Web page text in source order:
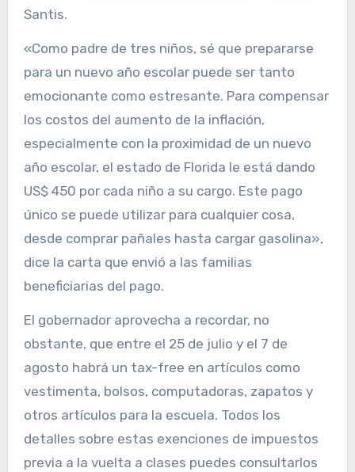
Santis.
«Como padre de tres niños, sé que prepararse
para un nuevo año escolar puede ser tanto
emocionante como estresante. Para compensar
los costos del aumento de la inflación,
especialmente con la proximidad de un nuevo
año escolar, el estado de Florida le está dando
US$ 450 por cada niño a su cargo. Este pago
único se puede utilizar para cualquier cosa,
desde comprar pañales hasta cargar gasolina»,
dice la carta que envió a las familias
beneficiarias del pago.
El gobernador aprovecha a recordar, no
obstante, que entre el 25 de julio y el 7 de
agosto habrá un tax-free en artículos como
vestimenta, bolsos, computadoras, zapatos y
otros artículos para la escuela. Todos los
detalles sobre estas exenciones de impuestos
previa a la vuelta a clases puedes consultarlos